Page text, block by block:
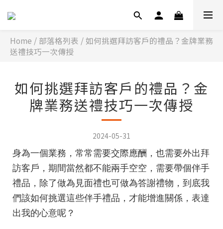
Home / 部落格列表 /如何挑選拜訪客戶的禮品？金牌業務
送禮技巧一次傳授
如何挑選拜訪客戶的禮品？金
牌業務送禮技巧一次傳授
2024-05-31
身為一個業務，常常需要交際應酬，也需要外出拜
訪客戶，期間當然都不能兩手空空，需要帶個伴手
禮品，除了做為見面禮也可做為答謝禮物，到底我
們該如何挑選這些伴手禮品，才能增進關係，表達
出我的心意呢？